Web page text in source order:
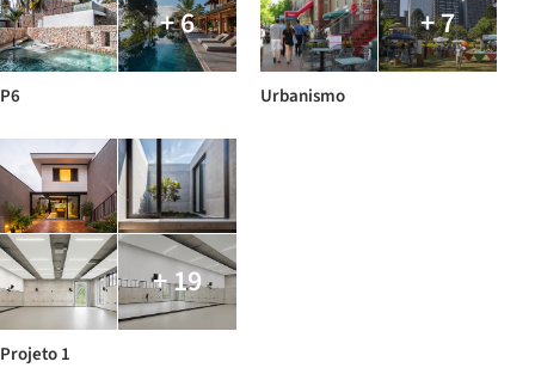
+ 6
P6
+ 7
Urbanismo
+ 19
Projeto 1